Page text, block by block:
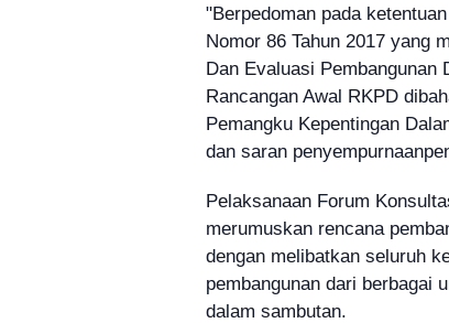
"Berpedoman pada
Nomor 86 Tahun 2017 yang
Dan Evaluasi Pembangunan
Rancangan Awal RKPD
Pemangku Kepentingan
dan saran
Pelaksanaan Forum
merumuskan rencana
dengan melibatkan seluruh
pembangunan dari berbagai
dalam sambutan.